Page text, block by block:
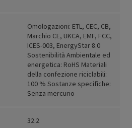
Omologazioni: ETL, CEC, CB,
Marchio CE, UKCA, EMF, FCC,
ICES-003, EnergyStar 8.0
Sostenibilità Ambientale ed
energetica: RoHS Materiali
della confezione riciclabili:
100 % Sostanze specifiche:
Senza mercurio
32.2